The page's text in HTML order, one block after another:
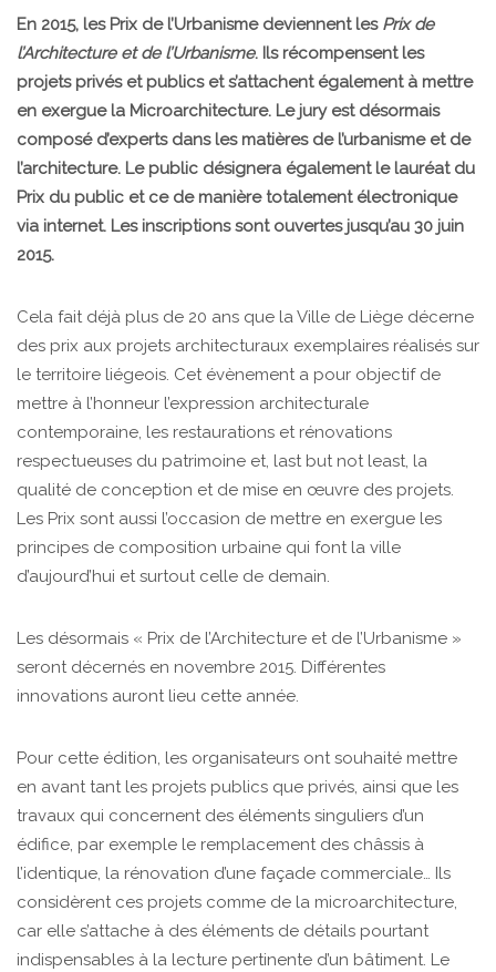
En 2015, les Prix de l’Urbanisme deviennent les Prix de
l’Architecture et de l’Urbanisme. Ils récompensent les
projets privés et publics et s’attachent également à mettre
en exergue la Microarchitecture. Le jury est désormais
composé d’experts dans les matières de l’urbanisme et de
l’architecture. Le public désignera également le lauréat du
Prix du public et ce de manière totalement électronique
via internet. Les inscriptions sont ouvertes jusqu’au 30 juin
2015.
Cela fait déjà plus de 20 ans que la Ville de Liège décerne
des prix aux projets architecturaux exemplaires réalisés sur
le territoire liégeois. Cet évènement a pour objectif de
mettre à l’honneur l’expression architecturale
contemporaine, les restaurations et rénovations
respectueuses du patrimoine et, last but not least, la
qualité de conception et de mise en œuvre des projets.
Les Prix sont aussi l’occasion de mettre en exergue les
principes de composition urbaine qui font la ville
d’aujourd’hui et surtout celle de demain.
Les désormais « Prix de l’Architecture et de l’Urbanisme »
seront décernés en novembre 2015. Différentes
innovations auront lieu cette année.
Pour cette édition, les organisateurs ont souhaité mettre
en avant tant les projets publics que privés, ainsi que les
travaux qui concernent des éléments singuliers d’un
édifice, par exemple le remplacement des châssis à
l’identique, la rénovation d’une façade commerciale… Ils
considèrent ces projets comme de la microarchitecture,
car elle s’attache à des éléments de détails pourtant
indispensables à la lecture pertinente d’un bâtiment. Le